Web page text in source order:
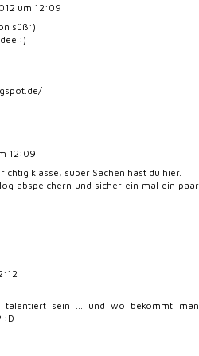
um 12:09
süß:)
:)
12:09
klasse, super Sachen hast du hier.
abspeichern und sicher ein mal ein paar
sein ... und wo bekommt man
:D